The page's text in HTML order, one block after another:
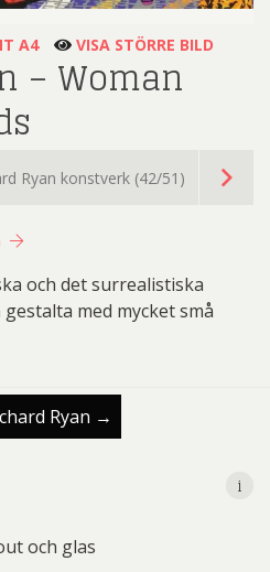
A4 VISA STÖRRE BILD
– Woman
Ryan konstverk (42/51)
och det surrealistiska
gestalta med mycket små
Ryan →
och glas
ii